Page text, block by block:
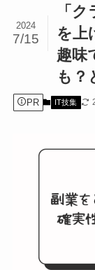
「
を上
趣味
も？
2024
7/15
PR IT技集